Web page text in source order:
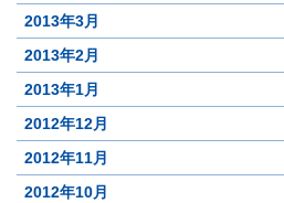
2013年3月
2013年2月
2013年1月
2012年12月
2012年11月
2012年10月